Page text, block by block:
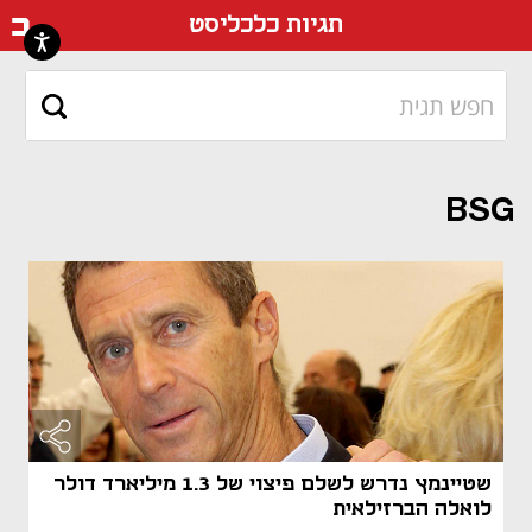
תגיות כלכליסט
BSG
שטיינמץ נדרש לשלם פיצוי של 1.3 מיליארד דולר
לואלה הברזילאית